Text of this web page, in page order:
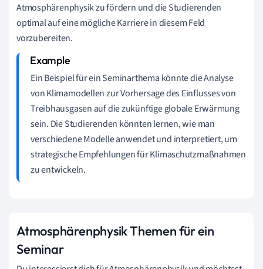
Atmosphärenphysik zu fördern und die Studierenden
optimal auf eine mögliche Karriere in diesem Feld
vorzubereiten.
Ein Beispiel für ein Seminarthema könnte die Analyse
von Klimamodellen zur Vorhersage des Einflusses von
Treibhausgasen auf die zukünftige globale Erwärmung
sein. Die Studierenden könnten lernen, wie man
verschiedene Modelle anwendet und interpretiert, um
strategische Empfehlungen für Klimaschutzmaßnahmen
zu entwickeln.
Atmosphärenphysik Themen für ein
Seminar